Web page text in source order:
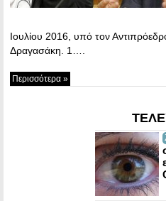
Ιουλίου 2016, υπό τον
Δραγασάκη. 1….
Περισσότερα »